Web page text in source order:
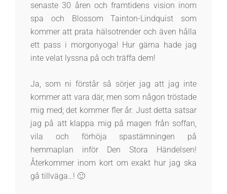
senaste 30 åren och framtidens vision inom
spa och Blossom Tainton-Lindquist som
kommer att prata hälsotrender och även hålla
ett pass i morgonyoga! Hur gärna hade jag
inte velat lyssna på och träffa dem!
Ja, som ni förstår så sörjer jag att jag inte
kommer att vara där, men som någon tröstade
mig med; det kommer fler år. Just detta satsar
jag på att klappa mig på magen från soffan,
vila och förhöja spastämningen på
hemmaplan inför Den Stora Händelsen!
Återkommer inom kort om exakt hur jag ska
gå tillväga…! 🙂